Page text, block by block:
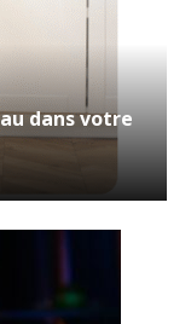
dans votre